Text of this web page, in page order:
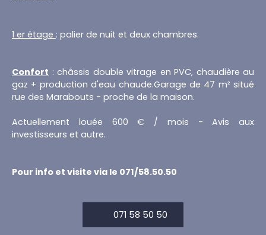
1 er étage : palier de nuit et deux chambres.
Confort : châssis double vitrage en PVC, chaudière au
gaz + production d'eau chaude.Garage de 47 m² situé
rue des Marabouts - proche de la maison.
Actuellement louée 600 € / mois - Avis aux
investisseurs et autre.
Pour info et visite via le 071/58.50.50
071 58 50 50